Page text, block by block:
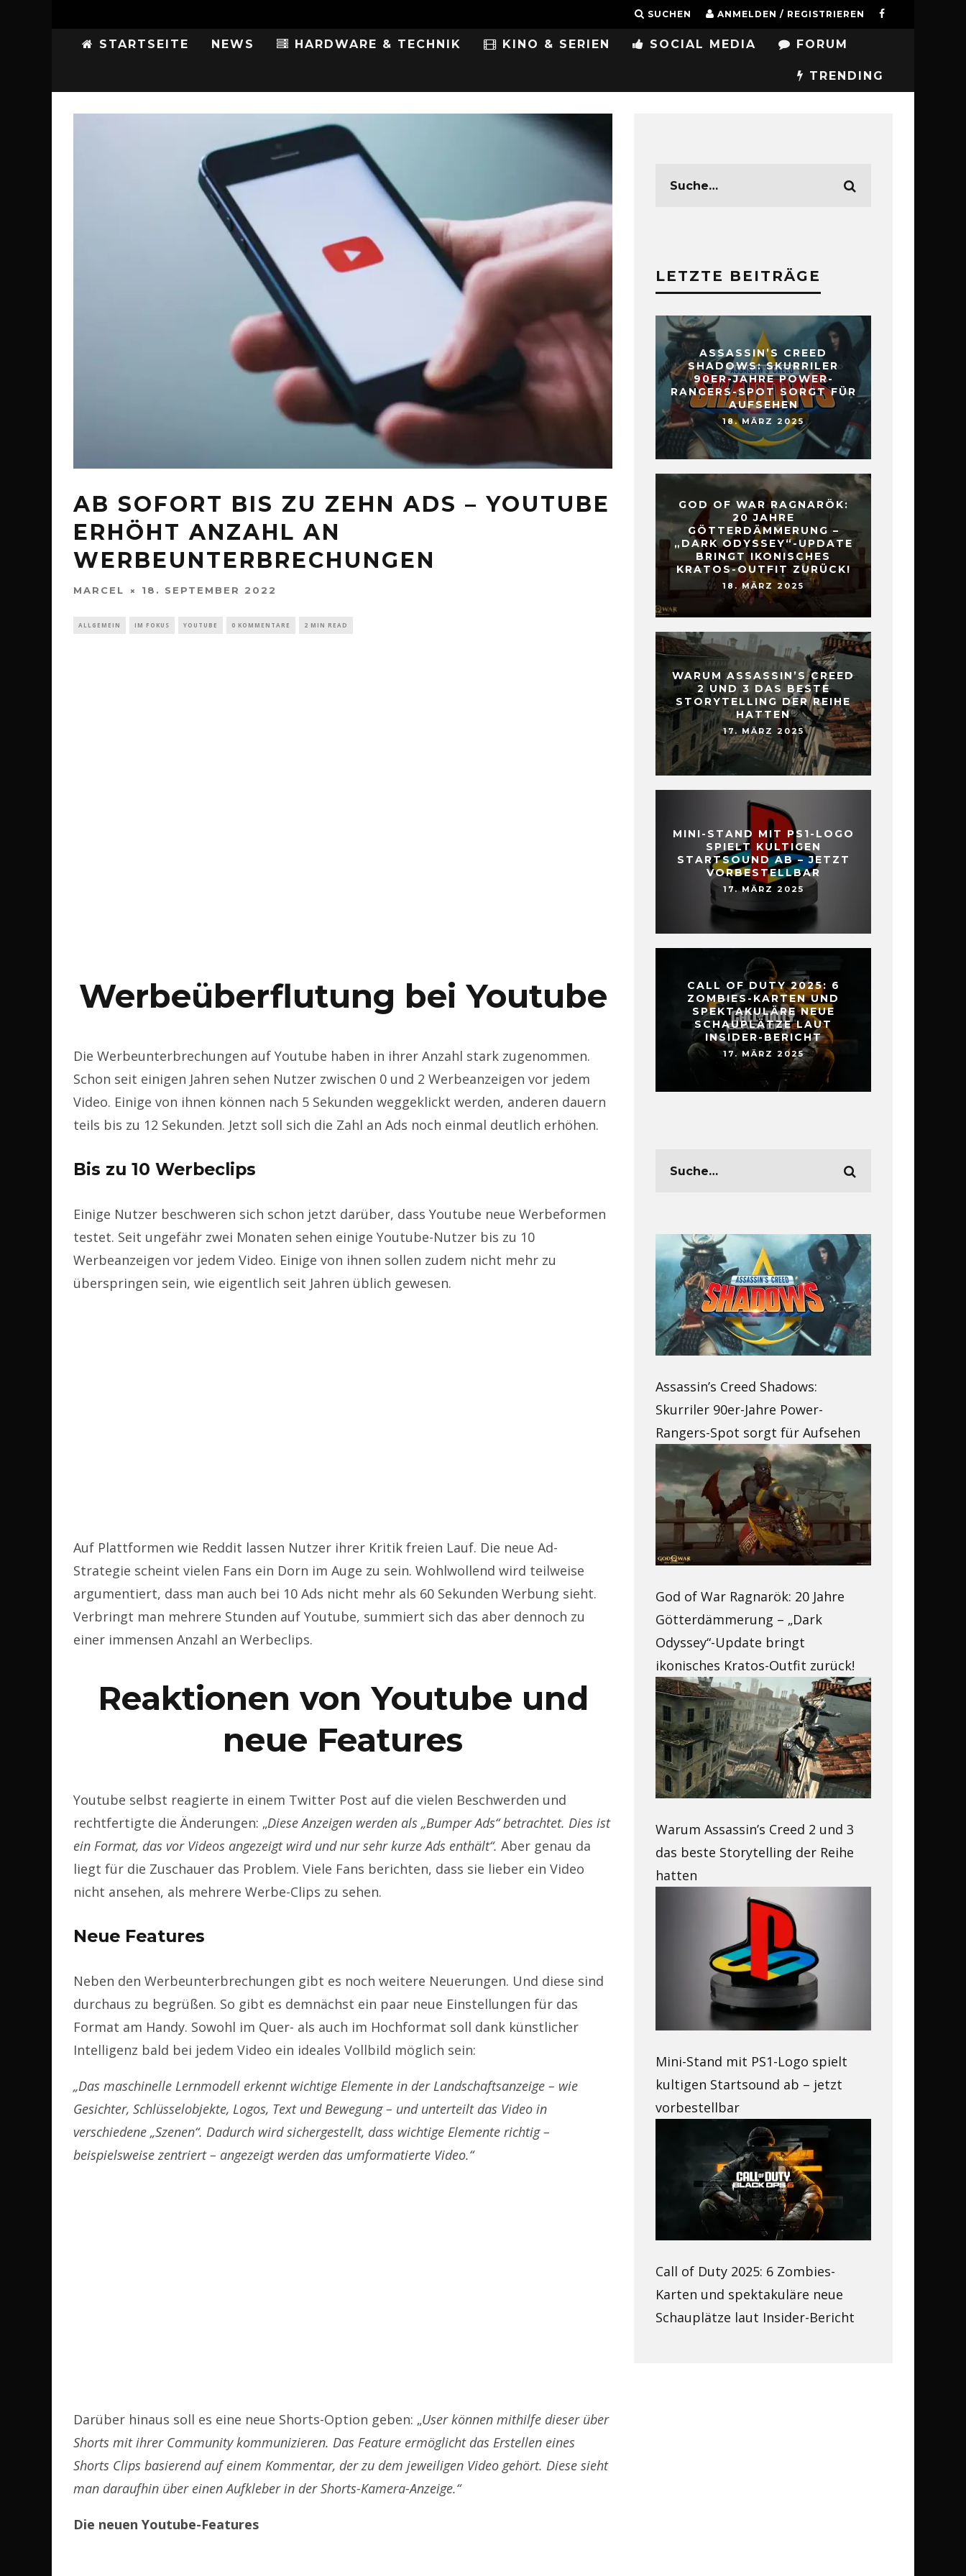
SUCHEN ANMELDEN / REGISTRIEREN
STARTSEITE NEWS HARDWARE & TECHNIK KINO & SERIEN SOCIAL MEDIA FORUM
TRENDING
AB SOFORT BIS ZU ZEHN ADS – YOUTUBE
ERHÖHT ANZAHL AN
WERBEUNTERBRECHUNGEN
MARCEL 18. SEPTEMBER 2022
ALLGEMEIN IM FOKUS YOUTUBE 0 KOMMENTARE 2 MIN READ
Werbeüberflutung bei Youtube
Die Werbeunterbrechungen auf Youtube haben in ihrer Anzahl stark zugenommen.
Schon seit einigen Jahren sehen Nutzer zwischen 0 und 2 Werbeanzeigen vor jedem
Video. Einige von ihnen können nach 5 Sekunden weggeklickt werden, anderen dauern
teils bis zu 12 Sekunden. Jetzt soll sich die Zahl an Ads noch einmal deutlich erhöhen.
Bis zu 10 Werbeclips
Einige Nutzer beschweren sich schon jetzt darüber, dass Youtube neue Werbeformen
testet. Seit ungefähr zwei Monaten sehen einige Youtube-Nutzer bis zu 10
Werbeanzeigen vor jedem Video. Einige von ihnen sollen zudem nicht mehr zu
überspringen sein, wie eigentlich seit Jahren üblich gewesen.
Auf Plattformen wie Reddit lassen Nutzer ihrer Kritik freien Lauf. Die neue Ad-
Strategie scheint vielen Fans ein Dorn im Auge zu sein. Wohlwollend wird teilweise
argumentiert, dass man auch bei 10 Ads nicht mehr als 60 Sekunden Werbung sieht.
Verbringt man mehrere Stunden auf Youtube, summiert sich das aber dennoch zu
einer immensen Anzahl an Werbeclips.
Reaktionen von Youtube und
neue Features
Youtube selbst reagierte in einem Twitter Post auf die vielen Beschwerden und
rechtfertigte die Änderungen: „Diese Anzeigen werden als „Bumper Ads“ betrachtet. Dies ist
ein Format, das vor Videos angezeigt wird und nur sehr kurze Ads enthält“. Aber genau da
liegt für die Zuschauer das Problem. Viele Fans berichten, dass sie lieber ein Video
nicht ansehen, als mehrere Werbe-Clips zu sehen.
Neue Features
Neben den Werbeunterbrechungen gibt es noch weitere Neuerungen. Und diese sind
durchaus zu begrüßen. So gibt es demnächst ein paar neue Einstellungen für das
Format am Handy. Sowohl im Quer- als auch im Hochformat soll dank künstlicher
Intelligenz bald bei jedem Video ein ideales Vollbild möglich sein:
„Das maschinelle Lernmodell erkennt wichtige Elemente in der Landschaftsanzeige – wie
Gesichter, Schlüsselobjekte, Logos, Text und Bewegung – und unterteilt das Video in
verschiedene „Szenen“. Dadurch wird sichergestellt, dass wichtige Elemente richtig –
beispielsweise zentriert – angezeigt werden das umformatierte Video.“
Darüber hinaus soll es eine neue Shorts-Option geben: „User können mithilfe dieser über
Shorts mit ihrer Community kommunizieren. Das Feature ermöglicht das Erstellen eines
Shorts Clips basierend auf einem Kommentar, der zu dem jeweiligen Video gehört. Diese sieht
man daraufhin über einen Aufkleber in der Shorts-Kamera-Anzeige.“
Die neuen Youtube-Features
LETZTE BEITRÄGE
ASSASSIN’S CREED
SHADOWS: SKURRILER
90ER-JAHRE POWER-
RANGERS-SPOT SORGT FÜR
AUFSEHEN
18. MÄRZ 2025
GOD OF WAR RAGNARÖK:
20 JAHRE
GÖTTERDÄMMERUNG –
„DARK ODYSSEY“-UPDATE
BRINGT IKONISCHES
KRATOS-OUTFIT ZURÜCK!
18. MÄRZ 2025
WARUM ASSASSIN’S CREED
2 UND 3 DAS BESTE
STORYTELLING DER REIHE
HATTEN
17. MÄRZ 2025
MINI-STAND MIT PS1-LOGO
SPIELT KULTIGEN
STARTSOUND AB – JETZT
VORBESTELLBAR
17. MÄRZ 2025
CALL OF DUTY 2025: 6
ZOMBIES-KARTEN UND
SPEKTAKULÄRE NEUE
SCHAUPLÄTZE LAUT
INSIDER-BERICHT
17. MÄRZ 2025
Assassin’s Creed Shadows:
Skurriler 90er-Jahre Power-
Rangers-Spot sorgt für Aufsehen
God of War Ragnarök: 20 Jahre
Götterdämmerung – „Dark
Odyssey“-Update bringt
ikonisches Kratos-Outfit zurück!
Warum Assassin’s Creed 2 und 3
das beste Storytelling der Reihe
hatten
Mini-Stand mit PS1-Logo spielt
kultigen Startsound ab – jetzt
vorbestellbar
Call of Duty 2025: 6 Zombies-
Karten und spektakuläre neue
Schauplätze laut Insider-Bericht